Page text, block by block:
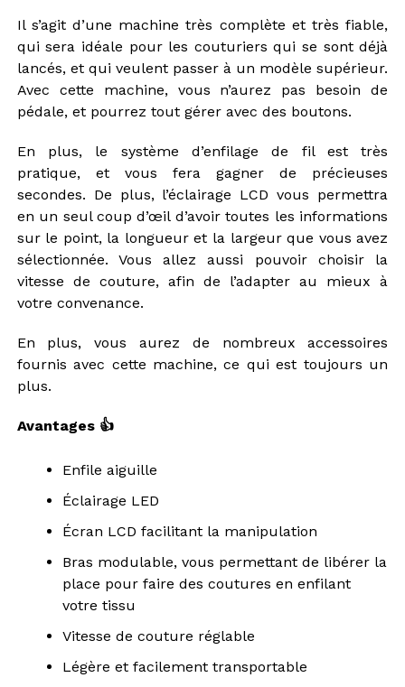
Il s’agit d’une machine très complète et très fiable,
qui sera idéale pour les couturiers qui se sont déjà
lancés, et qui veulent passer à un modèle supérieur.
Avec cette machine, vous n’aurez pas besoin de
pédale, et pourrez tout gérer avec des boutons.
En plus, le système d’enfilage de fil est très
pratique, et vous fera gagner de précieuses
secondes. De plus, l’éclairage LCD vous permettra
en un seul coup d’œil d’avoir toutes les informations
sur le point, la longueur et la largeur que vous avez
sélectionnée. Vous allez aussi pouvoir choisir la
vitesse de couture, afin de l’adapter au mieux à
votre convenance.
En plus, vous aurez de nombreux accessoires
fournis avec cette machine, ce qui est toujours un
plus.
Avantages 👍
Enfile aiguille
Éclairage LED
Écran LCD facilitant la manipulation
Bras modulable, vous permettant de libérer la
place pour faire des coutures en enfilant
votre tissu
Vitesse de couture réglable
Légère et facilement transportable